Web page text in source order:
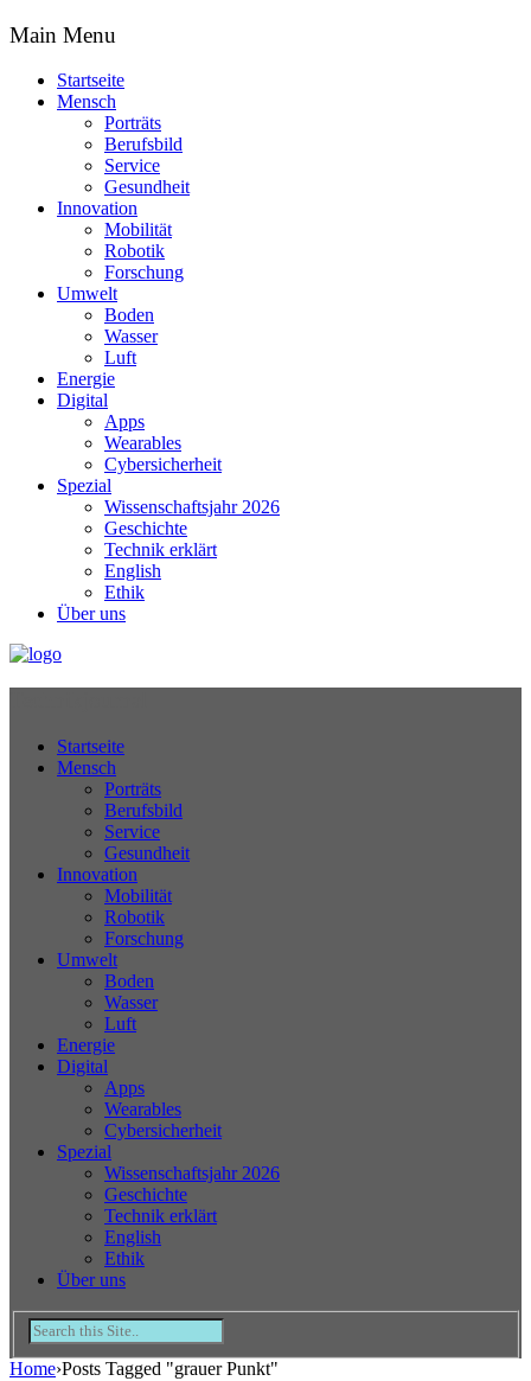
Main Menu
Startseite
Mensch
Porträts
Berufsbild
Service
Gesundheit
Innovation
Mobilität
Robotik
Forschung
Umwelt
Boden
Wasser
Luft
Energie
Digital
Apps
Wearables
Cybersicherheit
Spezial
Wissenschaftsjahr 2026
Geschichte
Technik erklärt
English
Ethik
Über uns
Startseite
Mensch
Porträts
Berufsbild
Service
Gesundheit
Innovation
Mobilität
Robotik
Forschung
Umwelt
Boden
Wasser
Luft
Energie
Digital
Apps
Wearables
Cybersicherheit
Spezial
Wissenschaftsjahr 2026
Geschichte
Technik erklärt
English
Ethik
Über uns
Home›Posts Tagged "grauer Punkt"